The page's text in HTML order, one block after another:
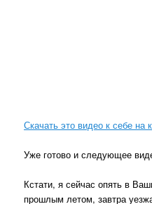
Скачать это видео к себе
Уже готово и следующее
Кстати, я сейчас опять в
прошлым летом, завтра